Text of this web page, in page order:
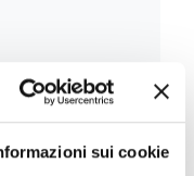
sui cookie